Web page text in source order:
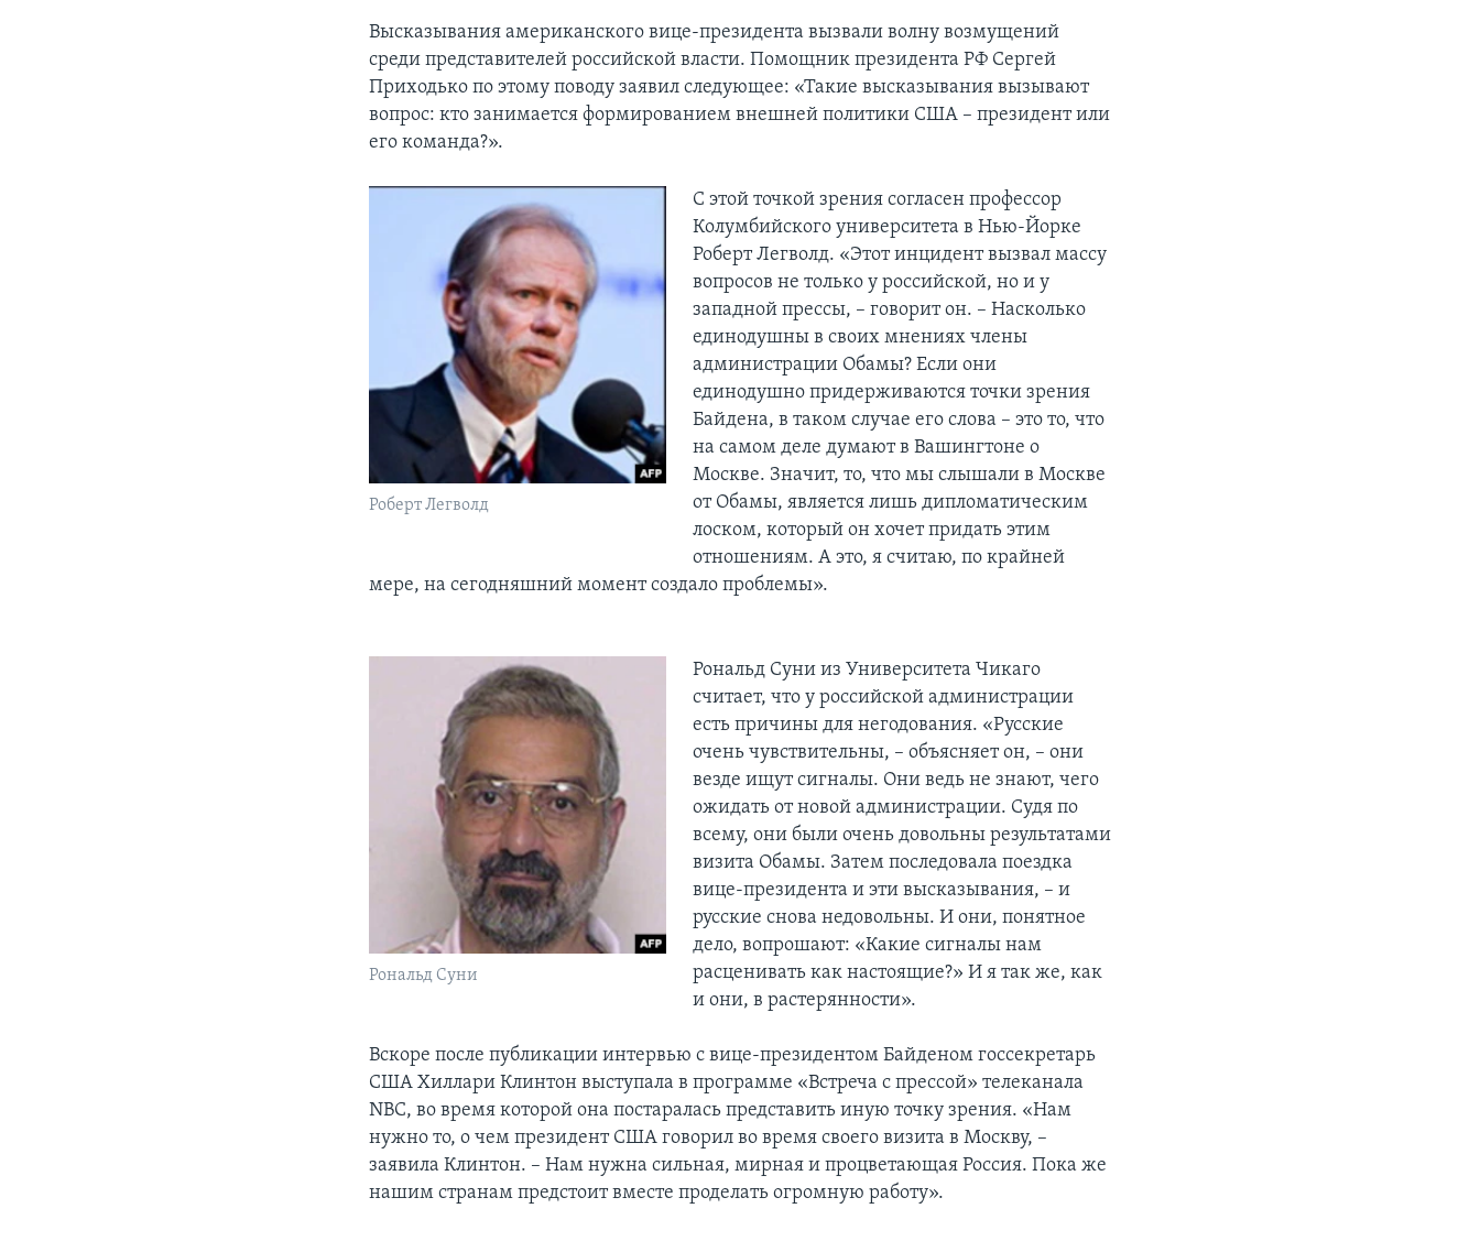
Высказывания американского вице-президента вызвали волну возмущений
среди представителей российской власти. Помощник президента РФ Сергей
Приходько по этому поводу заявил следующее: «Такие высказывания вызывают
вопрос: кто занимается формированием внешней политики США – президент или
его команда?».
Роберт Легволд
С этой точкой зрения согласен профессор
Колумбийского университета в Нью-Йорке
Роберт Легволд. «Этот инцидент вызвал массу
вопросов не только у российской, но и у
западной прессы, – говорит он. – Насколько
единодушны в своих мнениях члены
администрации Обамы? Если они
единодушно придерживаются точки зрения
Байдена, в таком случае его слова – это то, что
на самом деле думают в Вашингтоне о
Москве. Значит, то, что мы слышали в Москве
от Обамы, является лишь дипломатическим
лоском, который он хочет придать этим
отношениям. А это, я считаю, по крайней
мере, на сегодняшний момент создало проблемы».
Рональд Суни
Рональд Суни из Университета Чикаго
считает, что у российской администрации
есть причины для негодования. «Русские
очень чувствительны, – объясняет он, – они
везде ищут сигналы. Они ведь не знают, чего
ожидать от новой администрации. Судя по
всему, они были очень довольны результатами
визита Обамы. Затем последовала поездка
вице-президента и эти высказывания, – и
русские снова недовольны. И они, понятное
дело, вопрошают: «Какие сигналы нам
расценивать как настоящие?» И я так же, как
и они, в растерянности».
Вскоре после публикации интервью с вице-президентом Байденом госсекретарь
США Хиллари Клинтон выступала в программе «Встреча с прессой» телеканала
NBC, во время которой она постаралась представить иную точку зрения. «Нам
нужно то, о чем президент США говорил во время своего визита в Москву, –
заявила Клинтон. – Нам нужна сильная, мирная и процветающая Россия. Пока же
нашим странам предстоит вместе проделать огромную работу».